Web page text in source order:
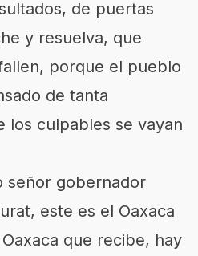
de puertas
y resuelva, que
porque el pueblo
de tanta
los culpables se vayan
señor gobernador
este es el Oaxaca
que recibe, hay